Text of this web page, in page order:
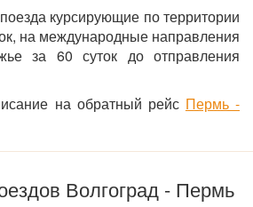
курсирующие по территории
на международные направления
за 60 суток до отправления
на обратный рейс Пермь -
Волгоград - Пермь